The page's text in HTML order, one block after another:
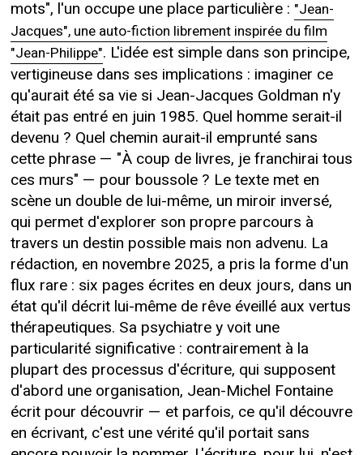
mots", l'un occupe une place particulière : "Jean-
Jacques", une auto-fiction librement inspirée du film
"Jean-Philippe". L'idée est simple dans son principe,
vertigineuse dans ses implications : imaginer ce
qu'aurait été sa vie si Jean-Jacques Goldman n'y
était pas entré en juin 1985. Quel homme serait-il
devenu ? Quel chemin aurait-il emprunté sans
cette phrase — "À coup de livres, je franchirai tous
ces murs" — pour boussole ? Le texte met en
scène un double de lui-même, un miroir inversé,
qui permet d'explorer son propre parcours à
travers un destin possible mais non advenu. La
rédaction, en novembre 2025, a pris la forme d'un
flux rare : six pages écrites en deux jours, dans un
état qu'il décrit lui-même de rêve éveillé aux vertus
thérapeutiques. Sa psychiatre y voit une
particularité significative : contrairement à la
plupart des processus d'écriture, qui supposent
d'abord une organisation, Jean-Michel Fontaine
écrit pour découvrir — et parfois, ce qu'il découvre
en écrivant, c'est une vérité qu'il portait sans